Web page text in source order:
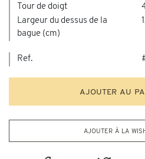
Tour de doigt
Largeur du dessus de la
bague (cm)
Ref.
ajouter au
ajouter à la